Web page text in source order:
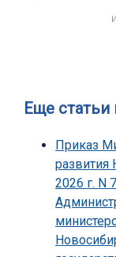
Еще статьи
Приказ
развития
2026 г. N